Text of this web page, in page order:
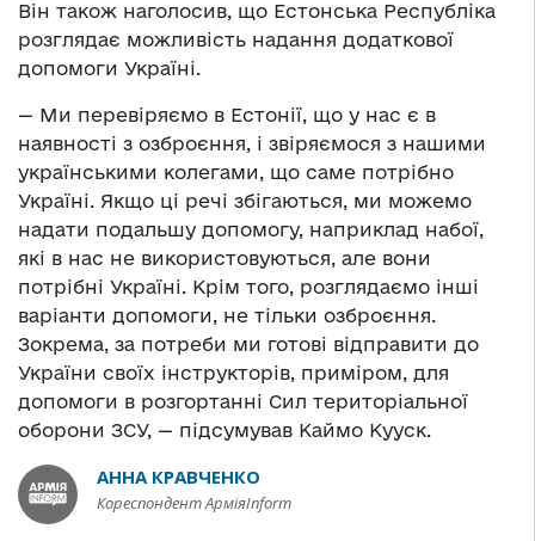
Він також наголосив, що Естонська Республіка
розглядає можливість надання додаткової
допомоги Україні.
— Ми перевіряємо в Естонії, що у нас є в
наявності з озброєння, і звіряємося з нашими
українськими колегами, що саме потрібно
Україні. Якщо ці речі збігаються, ми можемо
надати подальшу допомогу, наприклад набої,
які в нас не використовуються, але вони
потрібні Україні. Крім того, розглядаємо інші
варіанти допомоги, не тільки озброєння.
Зокрема, за потреби ми готові відправити до
України своїх інструкторів, приміром, для
допомоги в розгортанні Сил територіальної
оборони ЗСУ, — підсумував Каймо Кууск.
АННА КРАВЧЕНКО
Кореспондент АрміяInform